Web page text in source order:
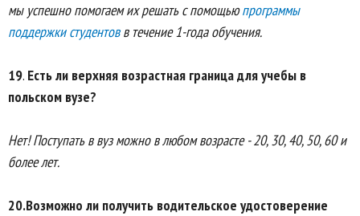
мы успешно помогаем их решать с помощьюпрограммы
поддержки студентовв течение 1-года обучения.
19. Есть ли верхняя возрастная граница для учебы в
польском вузе?
Нет! Поступать в вуз можно в любом возрасте - 20, 30, 40, 50, 60 и
более лет.
20.Возможно ли получить водительское удостоверение